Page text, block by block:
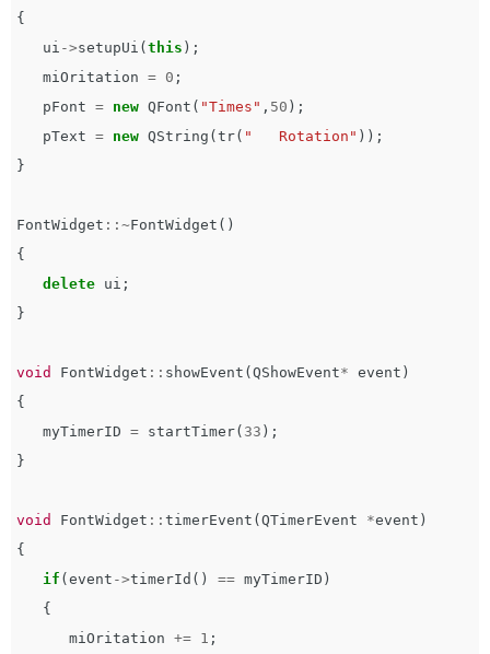
{
ui ->setupUi ( this );
miOritation = 0 ;
pFont = new QFont ( "Times" , 50 );
pText = new QString ( tr( "   Rotation" ));
}
FontWidget ::~FontWidget ()
{
delete ui ;
}
void FontWidget :: showEvent ( QShowEvent* event )
{
myTimerID = startTimer( 33 );
}
void FontWidget :: timerEvent ( QTimerEvent *event )
{
if ( event ->timerId () == myTimerID )
{
miOritation += 1 ;